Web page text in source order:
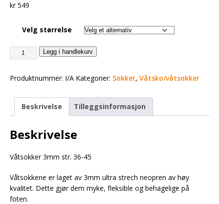
kr549
Velg størrelse
Legg i handlekurv
Produktnummer: I/A Kategorier: Sokker, Våtsko/våtsokker
Beskrivelse Tilleggsinformasjon
Beskrivelse
Våtsokker 3mm str. 36-45
Våtsokkene er laget av 3mm ultra strech neopren av høy
kvalitet. Dette gjør dem myke, fleksible og behagelige på
foten.